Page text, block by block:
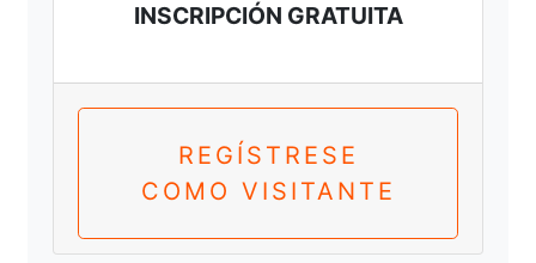
INSCRIPCIÓN GRATUITA
REGÍSTRESE
COMO VISITANTE